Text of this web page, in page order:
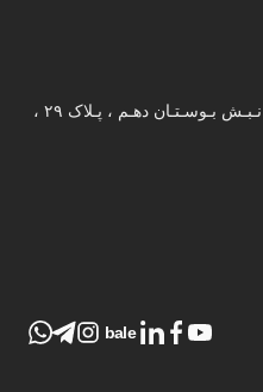
bale
پاســداران ، خـیـابـان پـایـدار فـرد ، نـبـش بـوسـتـان دهـم ، پـلاک ۲۹ ،